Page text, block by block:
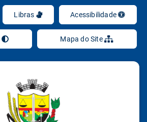
Libras Acessibilidade
Mapa do Site